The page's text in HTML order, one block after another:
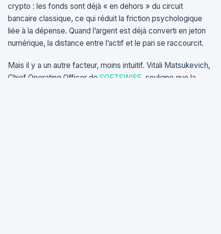
crypto : les fonds sont déjà « en dehors » du circuit
bancaire classique, ce qui réduit la friction psychologique
liée à la dépense. Quand l’argent est déjà converti en jeton
numérique, la distance entre l’actif et le pari se raccourcit.
Mais il y a un autre facteur, moins intuitif. Vitali Matsukevich,
Chief Operating Officer de SOFTSWISS , souligne que la